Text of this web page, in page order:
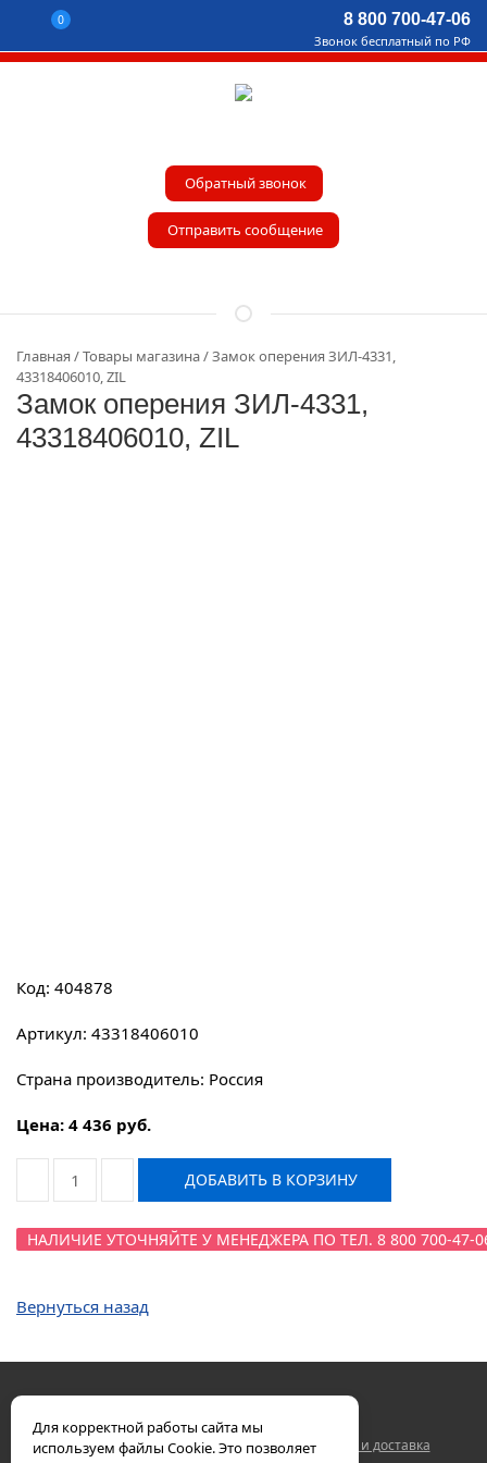
0 8 800 700-47-06
Звонок бесплатный по РФ
Обратный звонок
Отправить сообщение
Главная Товары магазина
Замок оперения ЗИЛ-4331,
43318406010, ZIL
Замок оперения ЗИЛ-4331,
43318406010, ZIL
Код: 404878
Артикул: 43318406010
Страна производитель: Россия
Цена: 4 436 руб.
ДОБАВИТЬ В КОРЗИНУ
НАЛИЧИЕ УТОЧНЯЙТЕ У МЕНЕДЖЕРА ПО ТЕЛ. 8 800 700-47-
Вернуться назад
Двигатели ЯМЗ Контакты Гарантия Оплата и доставка
Для корректной работы сайта мы
используем файлы Cookie. Это позволяет